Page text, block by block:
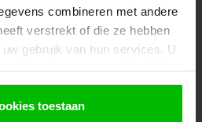
combineren met andere
verstrekt of die ze hebben
gebruik van hun services. U
toestaan